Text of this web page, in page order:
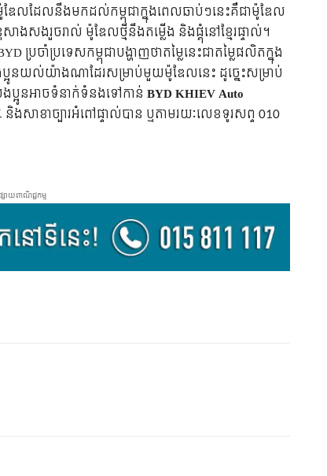
ឌែលដែលនឹងមកដល់កម្ពុជាក្នុងពេលឆាប់ៗនេះគឺជាម៉ូឌែល
សងរួចរាល់ ម៉ូឌែលថ្មីនឹងតម្លើង និងផ្គុំនៅខ្មែរផ្ទាល់។
ប្រចាំប្រទេសកម្ពុជាបង្ហាញថាតម្លៃនេះជាតម្លៃផលិតក្នុង
អូនយល់យ៉ាងណាដែរសម្រាប់មួយម៉ូឌែលនេះ ដូច្នេះសម្រាប់
ប្អូនអាចទំនាក់ទំនងទៅកាន់ BYD KHIEV Auto
ងសាខាច្បារអំពៅផ្ទាល់បាន ឬតាមរយៈលេខទូរសព្ទ 010
ផ្សាយពាណិជ្ជកម្ម